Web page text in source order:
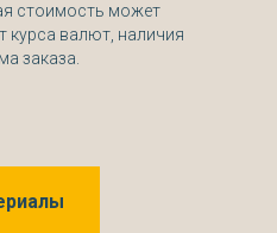
стоимость может
курса валют, наличия
заказа.